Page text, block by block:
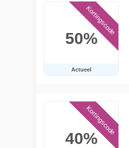
50%
Actueel
Kortingscode
40%
Kortingscode